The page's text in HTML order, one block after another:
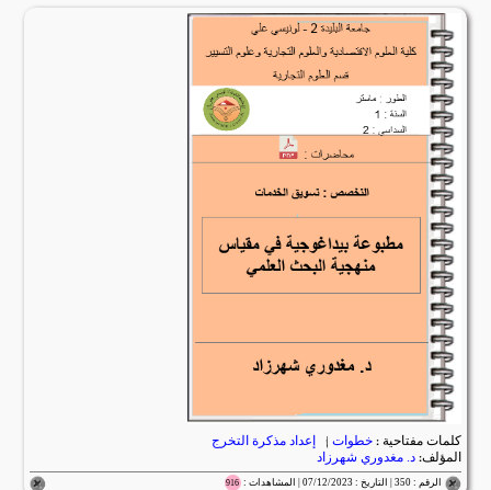
كلمات مفتاحية :خطوات | إعداد مذكرة التخرج
المؤلف:د. مغدوري شهرزاد
الرقم : 350 | التاريخ : 07/12/2023 | المشاهدات : 916